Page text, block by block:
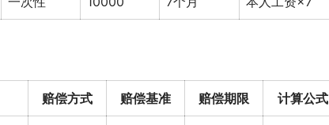
赔偿方式 赔偿基准 赔偿期限 计算公式